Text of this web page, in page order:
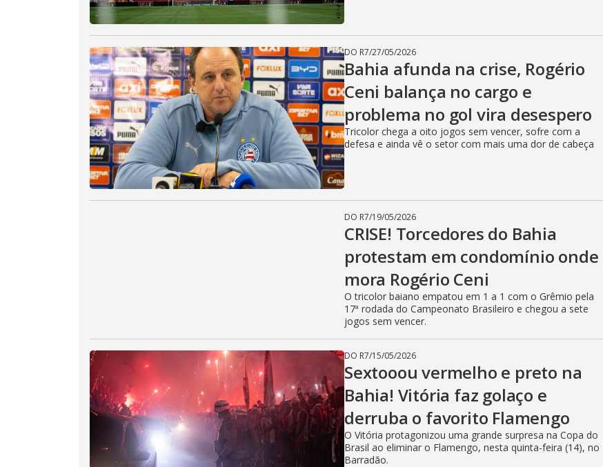
DO R7/27/05/2026
Bahia afunda na crise, Rogério
Ceni balança no cargo e
problema no gol vira desespero
Tricolor chega a oito jogos sem vencer, sofre com a
defesa e ainda vê o setor com mais uma dor de cabeça
DO R7/19/05/2026
CRISE! Torcedores do Bahia
protestam em condomínio onde
mora Rogério Ceni
O tricolor baiano empatou em 1 a 1 com o Grêmio pela
17ª rodada do Campeonato Brasileiro e chegou a sete
jogos sem vencer.
DO R7/15/05/2026
Sextooou vermelho e preto na
Bahia! Vitória faz golaço e
derruba o favorito Flamengo
O Vitória protagonizou uma grande surpresa na Copa do
Brasil ao eliminar o Flamengo, nesta quinta-feira (14), no
Barradão.